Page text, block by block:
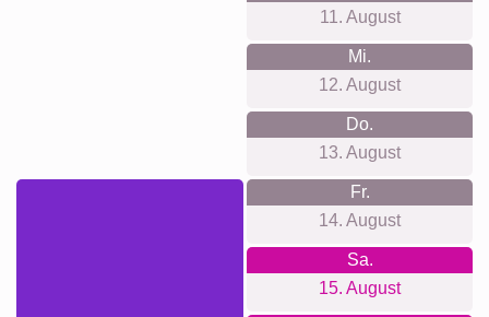
11. August
Mi.
12. August
Do.
13. August
Fr.
14. August
Sa.
15. August